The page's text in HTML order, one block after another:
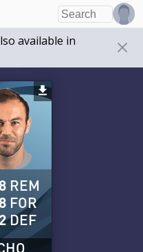
available in
REM
FOR
DEF